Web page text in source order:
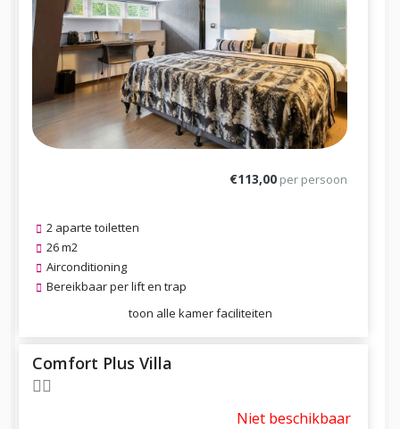
€113,00 per persoon
2 aparte toiletten
26 m2
Airconditioning
Bereikbaar per lift en trap
toon alle kamer faciliteiten
Comfort Plus Villa
Niet beschikbaar